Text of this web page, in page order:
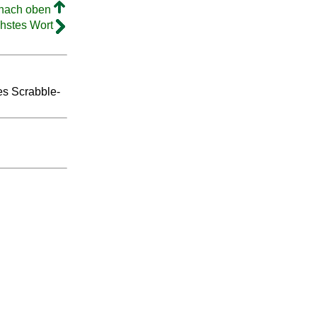
oben
Wort
Scrabble-